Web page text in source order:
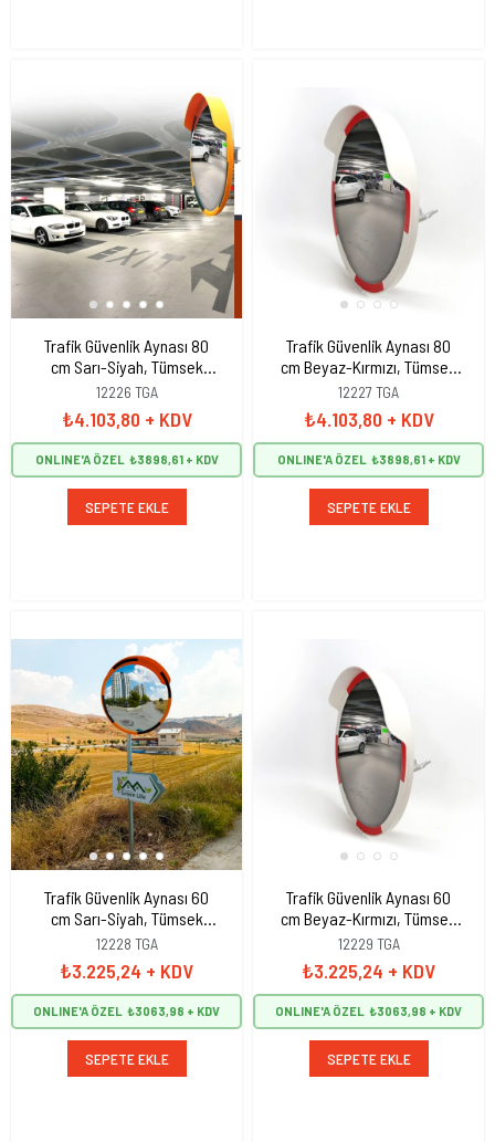
Trafik Güvenlik Aynası 80
cm Sarı-Siyah, Tümsek
Ayna, Otopark Aynası
12226 TGA
₺4.103,80 + KDV
ONLINE'A ÖZEL ₺3898,61
SEPETE EKLE
Trafik Güvenlik Aynası 80
cm Beyaz-Kırmızı, Tümsek
Ayna, Otopark Aynası
12227 TGA
₺4.103,80 + KDV
ONLINE'A ÖZEL ₺3898,61
SEPETE EKLE
Trafik Güvenlik Aynası 60
cm Sarı-Siyah, Tümsek
Ayna, Otopark Aynası
12228 TGA
₺3.225,24 + KDV
ONLINE'A ÖZEL ₺3063,98
SEPETE EKLE
Trafik Güvenlik Aynası 60
cm Beyaz-Kırmızı, Tümsek
Ayna, Otopark Aynası
12229 TGA
₺3.225,24 + KDV
ONLINE'A ÖZEL ₺3063,98
SEPETE EKLE